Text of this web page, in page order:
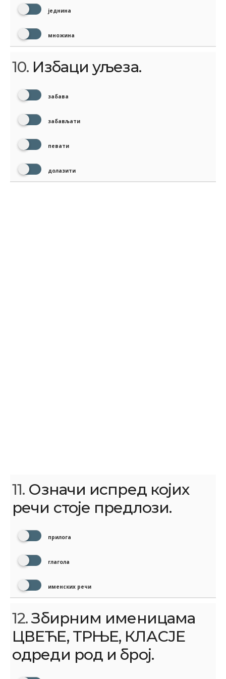
једнина
множина
10. Избаци уљеза.
забава
забављати
певати
долазити
11. Означи испред којих
речи стоје предлози.
прилога
глагола
именских речи
12.Збирним именицама
ЦВЕЋЕ, ТРЊЕ, КЛАСЈЕ
одреди род и број.